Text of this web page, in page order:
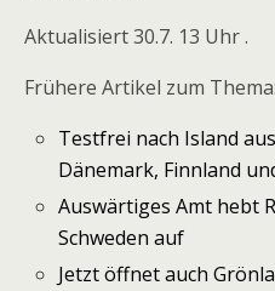
Aktualisiert 30.7. 13 Uhr .
Frühere Artikel zum Thema:
Testfrei nach Island
Dänemark, Finnland
Auswärtiges Amt hebt
Schweden auf
Jetzt öffnet auch